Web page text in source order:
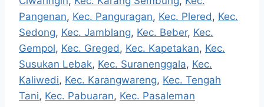
Pangenan, Kec. Panguragan, Kec. Plered, Kec.
Sedong, Kec. Jamblang, Kec. Beber, Kec.
Gempol, Kec. Greged, Kec. Kapetakan, Kec.
Susukan Lebak, Kec. Suranenggala, Kec.
Kaliwedi, Kec. Karangwareng, Kec. Tengah
Tani, Kec. Pabuaran, Kec. Pasaleman